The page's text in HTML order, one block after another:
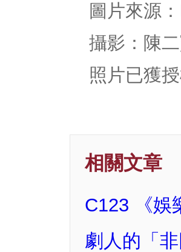
圖片來源
攝影：陳
照片已獲
相關文章
C123 《娛
劇人的「